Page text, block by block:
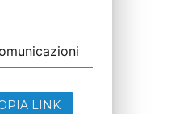
LINK